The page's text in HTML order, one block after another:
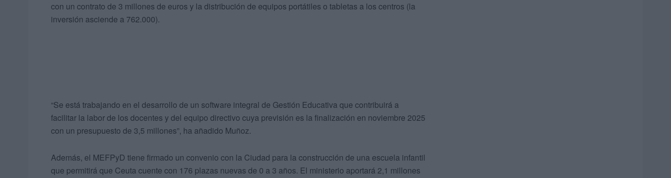
con un contrato de 3 millones de euros y la distribución de equipos portátiles o tabletas a los centros (la
inversión asciende a 762.000).
“Se está trabajando en el desarrollo de un software integral de Gestión Educativa que contribuirá a
facilitar la labor de los docentes y del equipo directivo cuya previsión es la finalización en noviembre 2025
con un presupuesto de 3,5 millones”, ha añadido Muñoz.
Además, el MEFPyD tiene firmado un convenio con la Ciudad para la construcción de una escuela infantil
que permitirá que Ceuta cuente con 176 plazas nuevas de 0 a 3 años. El ministerio aportará 2,1 millones